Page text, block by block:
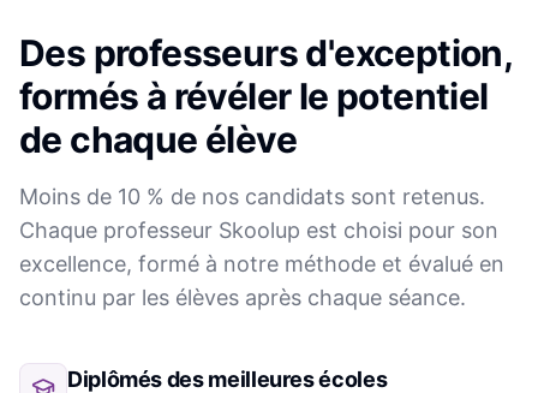
Des professeurs d'exception,
formés à révéler le potentiel
de chaque élève
Moins de 10 % de nos candidats sont retenus.
Chaque professeur Skoolup est choisi pour son
excellence, formé à notre méthode et évalué en
continu par les élèves après chaque séance.
Diplômés des meilleures écoles